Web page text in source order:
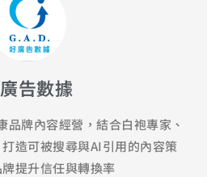
告數據
品牌內容經營，結合白袍專家、
造可被搜尋與AI引用的內容策
提升信任與轉換率